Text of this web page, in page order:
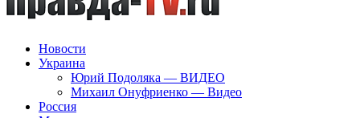
Новости
Украина
Юрий Подоляка — ВИДЕО
Михаил Онуфриенко — Видео
Россия